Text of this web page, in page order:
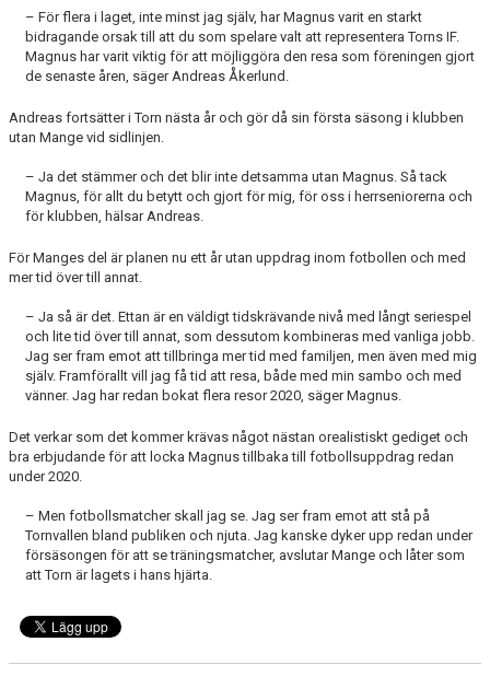
– För flera i laget, inte minst jag själv, har Magnus varit en starkt
bidragande orsak till att du som spelare valt att representera Torns IF.
Magnus har varit viktig för att möjliggöra den resa som föreningen gjort
de senaste åren, säger Andreas Åkerlund.
Andreas fortsätter i Torn nästa år och gör då sin första säsong i klubben
utan Mange vid sidlinjen.
– Ja det stämmer och det blir inte detsamma utan Magnus. Så tack
Magnus, för allt du betytt och gjort för mig, för oss i herrseniorerna och
för klubben, hälsar Andreas.
För Manges del är planen nu ett år utan uppdrag inom fotbollen och med
mer tid över till annat.
– Ja så är det. Ettan är en väldigt tidskrävande nivå med långt seriespel
och lite tid över till annat, som dessutom kombineras med vanliga jobb.
Jag ser fram emot att tillbringa mer tid med familjen, men även med mig
själv. Framförallt vill jag få tid att resa, både med min sambo och med
vänner. Jag har redan bokat flera resor 2020, säger Magnus.
Det verkar som det kommer krävas något nästan orealistiskt gediget och
bra erbjudande för att locka Magnus tillbaka till fotbollsuppdrag redan
under 2020.
– Men fotbollsmatcher skall jag se. Jag ser fram emot att stå på
Tornvallen bland publiken och njuta. Jag kanske dyker upp redan under
försäsongen för att se träningsmatcher, avslutar Mange och låter som
att Torn är lagets i hans hjärta.